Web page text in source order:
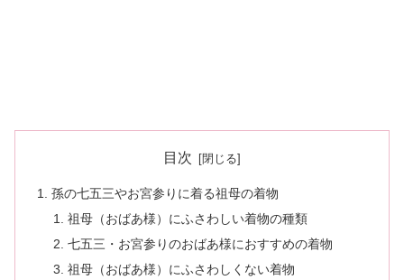
目次
孫の七五三やお宮参りに着る祖母の着物
祖母（おばあ様）にふさわしい着物の種類
七五三・お宮参りのおばあ様におすすめの着物
祖母（おばあ様）にふさわしくない着物